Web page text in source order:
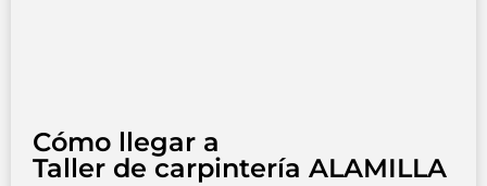
Cómo llegar a
Taller de carpintería ALAMILLA